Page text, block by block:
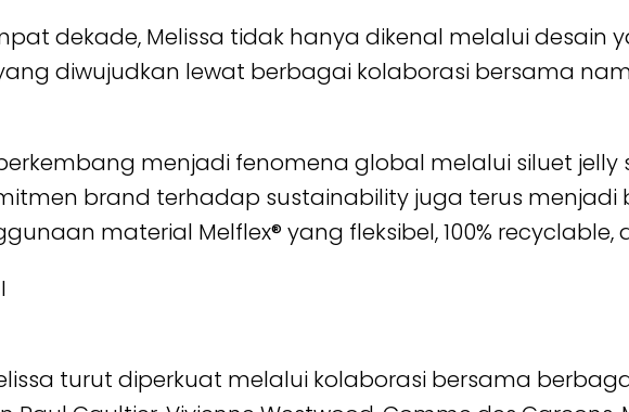
dekade, Melissa tidak hanya dikenal melalui desain
diwujudkan lewat berbagai kolaborasi bersama
menjadi fenomena global melalui siluet jelly
brand terhadap sustainability juga terus
material Melflex® yang fleksibel, 100% recyclable,
turut diperkuat melalui kolaborasi bersama